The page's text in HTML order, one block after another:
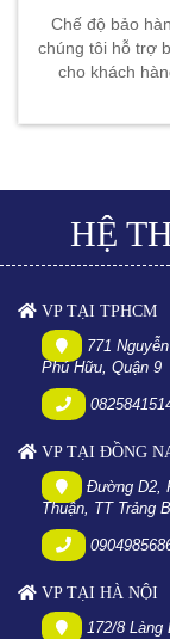
Chế độ bảo
chúng tôi hỗ trợ
cho khách
HỆ
VP TẠI TPHCM
771
Phú Hữu, Quận 9
VP TẠI ĐỒNG
Đường D2,
Thuận, TT Trảng
VP TẠI HÀ NỘI
172/8 Làng